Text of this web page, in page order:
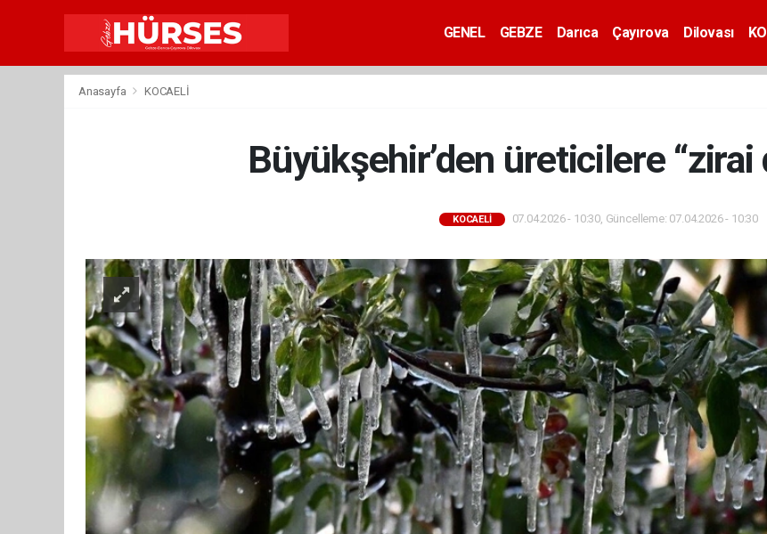
GENEL GEBZE Darıca Çayırova Dilovası
Anasayfa KOCAELİ
Büyükşehir’den üreticilere “zirai
KOCAELİ 07.04.2026 - 10:30, Güncelleme: 07.04.2026 - 10:30